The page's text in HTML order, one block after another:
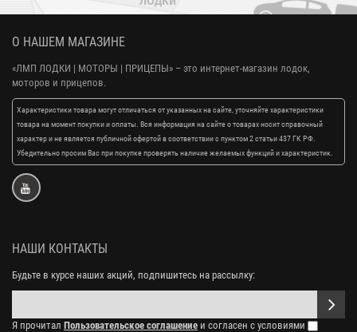
О НАШЕМ МАГАЗИНЕ
«ЛМП ЛОДКИ | МОТОРЫ | ПРИЦЕПЫ» – это интернет-магазин лодок,
моторов и прицепов.
Характеристики товара могут отличаться от указанных на сайте, уточняйте характеристики
товара на момент покупки и оплаты. Вся информация на сайте о товарах носит справочный
характер и не является публичной офертой в соответствии с пунктом 2 статьи 437 ГК РФ.
Убедительно просим Вас при покупке проверять наличие желаемых функций и характеристик.
НАШИ КОНТАКТЫ
Будьте в курсе наших акций, подпишитесь на рассылку:
Я прочитал Пользовательское соглашение и согласен с условиями